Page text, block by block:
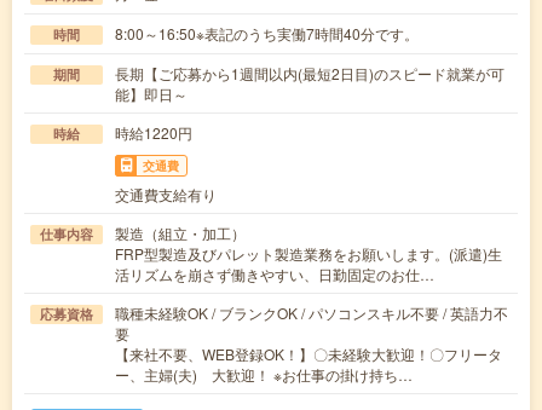
時間 8:00～16:50※表記のうち実働7時間40分です。
期間
長期【ご応募から1週間以内(最短2日目)のスピード就業が可
能】即日～
時給 時給1220円
交通費
交通費支給有り
仕事内容
製造（組立・加工）
FRP型製造及びパレット製造業務をお願いします。(派遣)生
活リズムを崩さず働きやすい、日勤固定のお仕…
応募資格
職種未経験OK / ブランクOK / パソコンスキル不要 / 英語力不
要
【来社不要、WEB登録OK！】〇未経験大歓迎！〇フリータ
ー、主婦(夫) 大歓迎！ ※お仕事の掛け持ち…